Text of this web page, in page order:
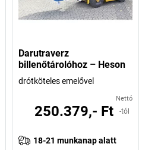
Darutraverz
billenőtárolóhoz – Heson
drótköteles emelővel
Nettó
250.379,- Ft -tól
18-21 munkanap alatt